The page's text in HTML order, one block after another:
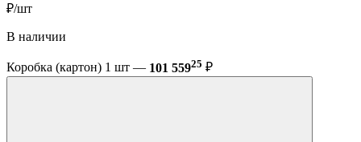
₽/шт
В наличии
Коробка (картон) 1 шт — 101 55925 ₽